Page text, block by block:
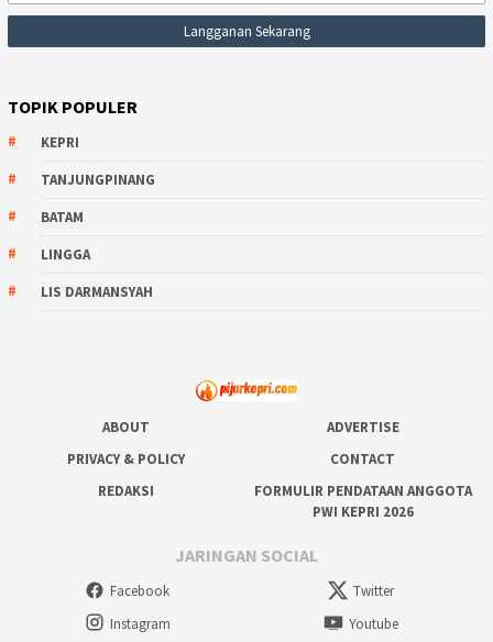
TOPIK POPULER
KEPRI
TANJUNGPINANG
BATAM
LINGGA
LIS DARMANSYAH
ABOUT
ADVERTISE
PRIVACY & POLICY
CONTACT
REDAKSI
FORMULIR PENDATAAN ANGGOTA
PWI KEPRI 2026
JARINGAN SOCIAL
Facebook
Twitter
Instagram
Youtube